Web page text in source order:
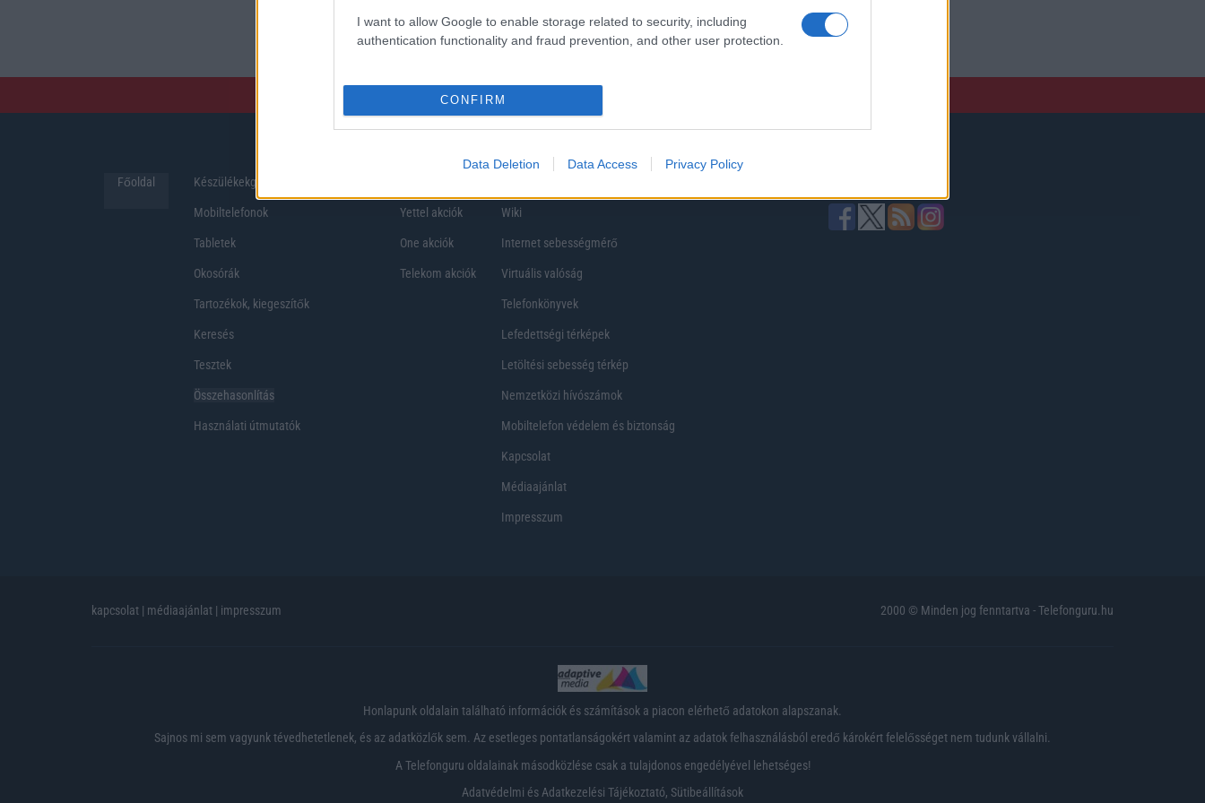
I want to allow Google to enable storage related to security, including
authentication functionality and fraud prevention, and other user protection.
CONFIRM
Data Deletion Data Access Privacy Policy
preferenciákkal rendelkezik, így a választásuk eltérhet. Azonban azok, akik számára fontos a nagyobb kijelző,
Főoldal Készülékekguru
Mobiltelefonok
Tabletek
Okosórák
Tartozékok, kiegeszítők
Keresés
Tesztek
Összehasonlítás
Használati útmutatók
Yettel akciók
One akciók
Telekom akciók
Wiki
Internet sebességmérő
Virtuális valóság
Telefonkönyvek
Lefedettségi térképek
Letöltési sebesség térkép
Nemzetközi hívószámok
Mobiltelefon védelem és biztonság
Kapcsolat
Médiaajánlat
Impresszum
kapcsolat | médiaajánlat | impresszum 2000 © Minden jog fenntartva - Telefonguru.hu
Honlapunk oldalain található információk és számítások a piacon elérhető adatokon alapszanak.
Sajnos mi sem vagyunk tévedhetetlenek, és az adatközlők sem. Az esetleges pontatlanságokért valamint az adatok felhasználásból eredő károkért felelősséget nem tudunk vállalni.
A Telefonguru oldalainak másodközlése csak a tulajdonos engedélyével lehetséges!
Adatvédelmi és Adatkezelési Tájékoztató, Sütibeállítások